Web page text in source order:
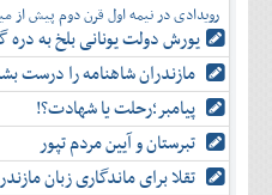
رویدادی در نیمه اول قرن دوم پیش از
یورش دولت یونانی بلخ به
مازندران شاهنامه را درست
پیامبر؛رحلت یا شهادت؟!
تبرستان و آیین مردم تپور
تقلا برای ماندگاری زبان